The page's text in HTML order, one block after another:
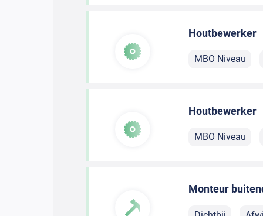
Houtbewerker
MBO Niveau
Houtbewerker
MBO Niveau
Monteur